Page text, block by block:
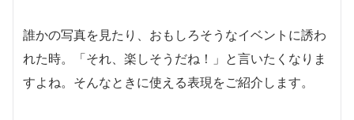
誰かの写真を見たり、おもしろそうなイベントに誘わ
れた時。「それ、楽しそうだね！」と言いたくなりま
すよね。そんなときに使える表現をご紹介します。